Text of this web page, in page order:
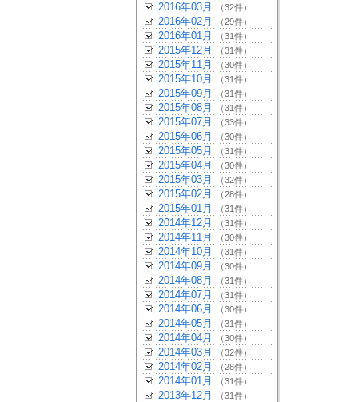
2016年03月 （32件）
2016年02月 （29件）
2016年01月 （31件）
2015年12月 （31件）
2015年11月 （30件）
2015年10月 （31件）
2015年09月 （31件）
2015年08月 （31件）
2015年07月 （33件）
2015年06月 （30件）
2015年05月 （31件）
2015年04月 （30件）
2015年03月 （32件）
2015年02月 （28件）
2015年01月 （31件）
2014年12月 （31件）
2014年11月 （30件）
2014年10月 （31件）
2014年09月 （30件）
2014年08月 （31件）
2014年07月 （31件）
2014年06月 （30件）
2014年05月 （31件）
2014年04月 （30件）
2014年03月 （32件）
2014年02月 （28件）
2014年01月 （31件）
2013年12月 （31件）